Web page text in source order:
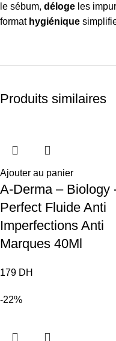
le sébum, déloge les
format hygiénique
Produits similaires
Ajouter au panier
A-Derma – Biology
Perfect Fluide Anti
Imperfections Anti
Marques 40Ml
179 DH
-22%